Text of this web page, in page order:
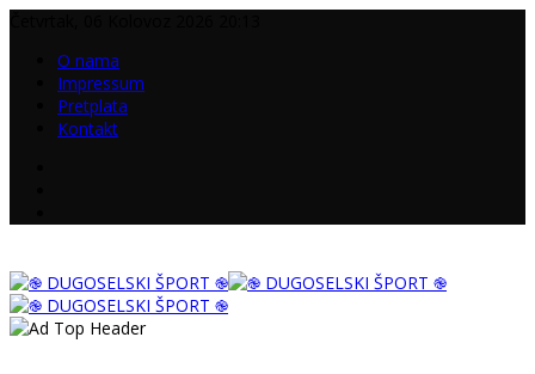
O nama
Impressum
Pretplata
Kontakt